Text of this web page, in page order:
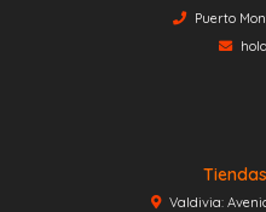
Puerto
Valdivia: